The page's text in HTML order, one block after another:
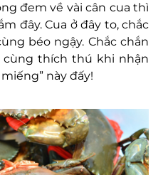
đem về vài cân cua thì
đây. Cua ở đây to, chắc
béo ngậy. Chắc chắn
cùng thích thú khi nhận
này đấy!